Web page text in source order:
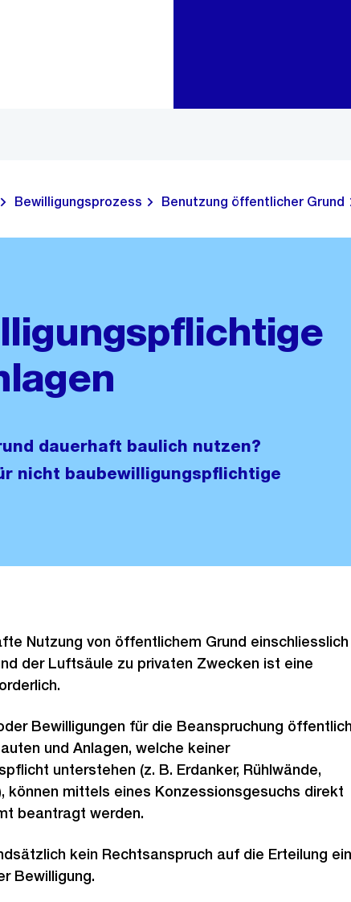
Bewilligungsprozess Benutzung öffentlicher Grund
dauerhaft baulich nutzen?
nicht baubewilligungspflichtige
Nutzung von öffentlichem Grund einschliesslich
der Luftsäule zu privaten Zwecken ist eine
Bewilligungen für die Beanspruchung
und Anlagen, welche keiner
unterstehen (z. B. Erdanker, Rühlwände,
können mittels eines Konzessionsgesuchs direkt
beantragt werden.
kein Rechtsanspruch auf die Erteilung
Bewilligung.